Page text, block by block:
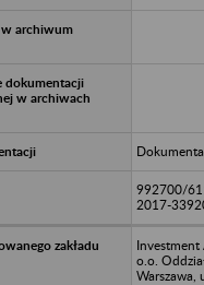
992700/
2017-
Investment
o.o.
Warszawa,